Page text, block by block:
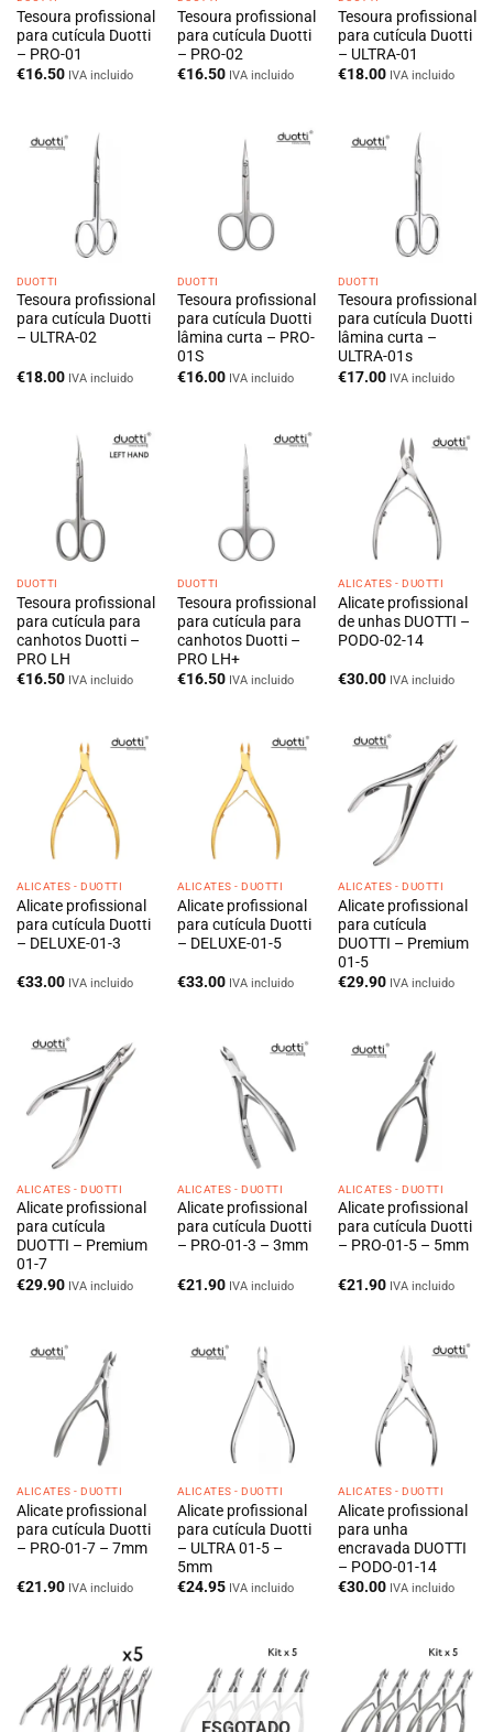
Tesoura profissional
para cutícula Duotti
– PRO-01
€16.50 IVA incluido
Tesoura profissional
para cutícula Duotti
– PRO-02
€16.50 IVA incluido
Tesoura profissional
para cutícula Duotti
– ULTRA-01
€18.00 IVA incluido
DUOTTI
Tesoura profissional
para cutícula Duotti
– ULTRA-02
€18.00 IVA incluido
DUOTTI
Tesoura profissional
para cutícula Duotti
lâmina curta – PRO-
01S
€16.00 IVA incluido
DUOTTI
Tesoura profissional
para cutícula Duotti
lâmina curta –
ULTRA-01s
€17.00 IVA incluido
DUOTTI
Tesoura profissional
para cutícula para
canhotos Duotti –
PRO LH
€16.50 IVA incluido
DUOTTI
Tesoura profissional
para cutícula para
canhotos Duotti –
PRO LH+
€16.50 IVA incluido
ALICATES - DUOTTI
Alicate profissional
de unhas DUOTTI –
PODO-02-14
€30.00 IVA incluido
ALICATES - DUOTTI
Alicate profissional
para cutícula Duotti
– DELUXE-01-3
€33.00 IVA incluido
ALICATES - DUOTTI
Alicate profissional
para cutícula Duotti
– DELUXE-01-5
€33.00 IVA incluido
ALICATES - DUOTTI
Alicate profissional
para cutícula
DUOTTI – Premium
01-5
€29.90 IVA incluido
ALICATES - DUOTTI
Alicate profissional
para cutícula
DUOTTI – Premium
01-7
€29.90 IVA incluido
ALICATES - DUOTTI
Alicate profissional
para cutícula Duotti
– PRO-01-3 – 3mm
€21.90 IVA incluido
ALICATES - DUOTTI
Alicate profissional
para cutícula Duotti
– PRO-01-5 – 5mm
€21.90 IVA incluido
ALICATES - DUOTTI
Alicate profissional
para cutícula Duotti
– PRO-01-7 – 7mm
€21.90 IVA incluido
ALICATES - DUOTTI
Alicate profissional
para cutícula Duotti
– ULTRA 01-5 –
5mm
€24.95 IVA incluido
ALICATES - DUOTTI
Alicate profissional
para unha
encravada DUOTTI
– PODO-01-14
€30.00 IVA incluido